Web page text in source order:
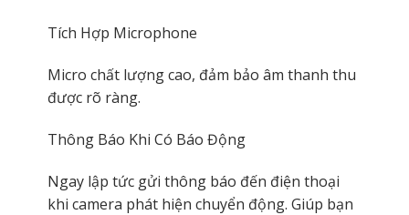
Tích Hợp Microphone
Micro chất lượng cao, đảm bảo âm thanh thu
được rõ ràng.
Thông Báo Khi Có Báo Động
Ngay lập tức gửi thông báo đến điện thoại
khi camera phát hiện chuyển động. Giúp bạn